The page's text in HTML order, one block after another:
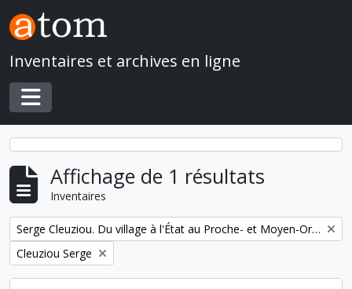
Skip to main content
Inventaires et archives en ligne
Toggle navigation
Affichage de 1 résultats
Inventaires
Remove filter:
Serge Cleuziou. Du village à l'État au Proche- et Moyen-Orient
Remove filter:
Cleuziou Serge